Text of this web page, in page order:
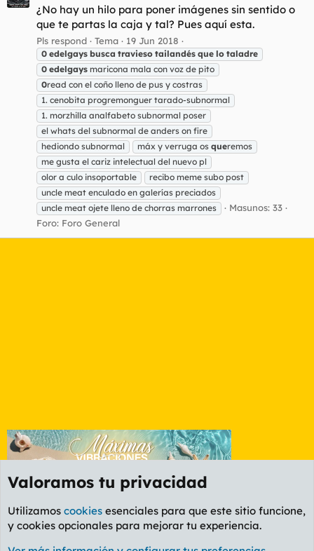
¿No hay un hilo para poner imágenes sin sentido o
que te partas la caja y tal? Pues aquí esta.
Pls respond Tema 19 Jun 2018
0 edelgays busca travieso tailandés que lo taladre
0 edelgays maricona mala con voz de pito
0read con el coño lleno de pus y costras
1. cenobita progremonguer tarado-subnormal
1. morzhilla analfabeto subnormal poser
el whats del subnormal de anders on fire
hediondo subnormal
máx y verruga os queremos
me gusta el cariz intelectual del nuevo pl
olor a culo insoportable
recibo meme subo post
uncle meat enculado en galerías preciados
uncle meat ojete lleno de chorras marrones
Masunos: 33
Foro: Foro General
Etiquetas
Valoramos tu privacidad
Utilizamos cookies esenciales para que este sitio funcione,
y cookies opcionales para mejorar tu experiencia.